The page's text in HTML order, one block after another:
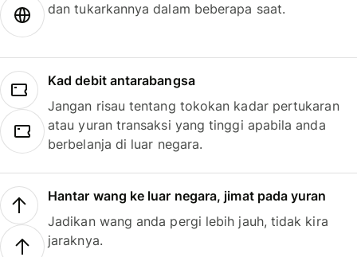
dan tukarkannya dalam beberapa saat.
Kad debit antarabangsa
Jangan risau tentang tokokan kadar pertukaran
atau yuran transaksi yang tinggi apabila anda
berbelanja di luar negara.
Hantar wang ke luar negara, jimat pada yuran
Jadikan wang anda pergi lebih jauh, tidak kira
jaraknya.